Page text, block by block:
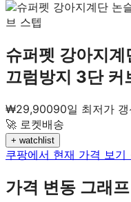
슈퍼펫 강아지계
끄럼방지 3단 커
₩29,90090일 최저가 갱
🚀 로켓배송
+ watchlist
쿠팡에서 현재 가격 보
가격 변동 그래프